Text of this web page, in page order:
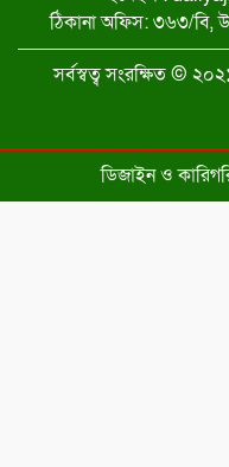
ঠিকানা অফিস: ৩৬৩/বি,
সর্বস্বত্ব সংরক্ষিত ©
ডিজাইন ও